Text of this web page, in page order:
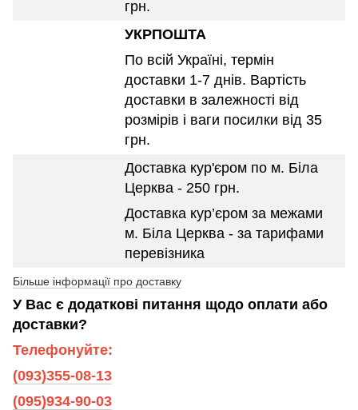
грн.
УКРПОШТА
По всій Україні, термін
доставки 1-7 днів. Вартість
доставки в залежності від
розмірів і ваги посилки від 35
грн.
Доставка кур'єром по м. Біла
Церква - 250 грн.
Доставка кур’єром за межами
м. Біла Церква - за тарифами
перевізника
Більше інформації про доставку
У Вас є додаткові питання щодо оплати або
доставки?
Телефонуйте:
(093)355-08-13
(095)934-90-03